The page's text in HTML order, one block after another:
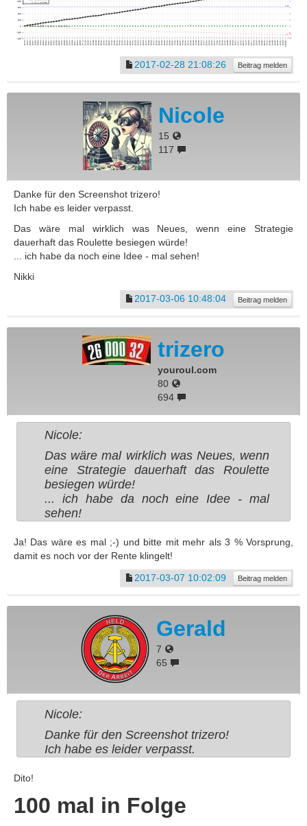
2017-02-28 21:08:26 Beitrag melden
Nicole
15
117
Danke für den Screenshot trizero!
Ich habe es leider verpasst.
Das wäre mal wirklich was Neues, wenn eine Strategie
dauerhaft das Roulette besiegen würde!
... ich habe da noch eine Idee - mal sehen!
Nikki
2017-03-06 10:48:04
Beitrag melden
trizero
youroul.com
80
694
Nicole:
Das wäre mal wirklich was Neues, wenn
eine Strategie dauerhaft das Roulette
besiegen würde!
... ich habe da noch eine Idee - mal
sehen!
Ja! Das wäre es mal ;-) und bitte mit mehr als 3 % Vorsprung,
damit es noch vor der Rente klingelt!
2017-03-07 10:02:09
Beitrag melden
Gerald
7
65
Nicole:
Danke für den Screenshot trizero!
Ich habe es leider verpasst.
Dito!
100 mal in Folge